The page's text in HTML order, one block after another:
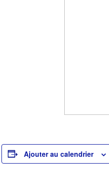
Ajouter au calendrier